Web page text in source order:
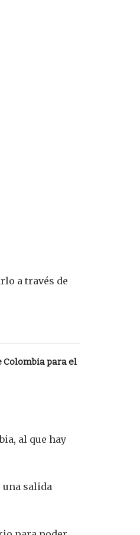
a través de
Colombia para el
al que hay
una salida